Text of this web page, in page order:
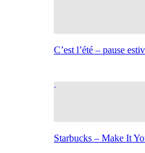
C’est l’été – pause
Starbucks – Make It